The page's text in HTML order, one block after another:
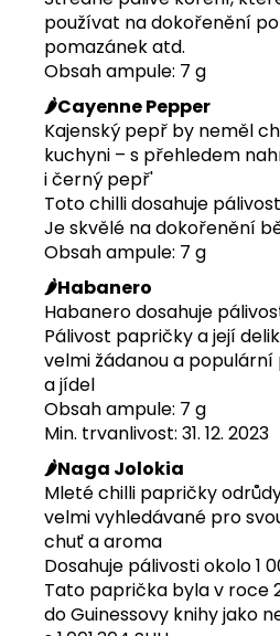
používat na dokořenění
pomazánek atd.
Obsah ampule: 7 g
🌶️Cayenne Pepper
Kajenský pepř by neměl
kuchyni – s přehledem
i černý pepř'
Toto chilli dosahuje
Je skvělé na dokořenění
Obsah ampule: 7 g
🌶️Habanero
Habanero dosahuje
Pálivost papričky a její
velmi žádanou a
a jídel
Obsah ampule: 7 g
Min. trvanlivost: 31. 12. 2023
🌶️Naga Jolokia
Mleté chilli papričky
velmi vyhledávané pro
chuť a aroma
Dosahuje pálivosti okolo 1
Tato paprička byla v roce
do Guinessovy knihy jako